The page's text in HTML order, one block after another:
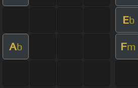
Eb
Ab Fm